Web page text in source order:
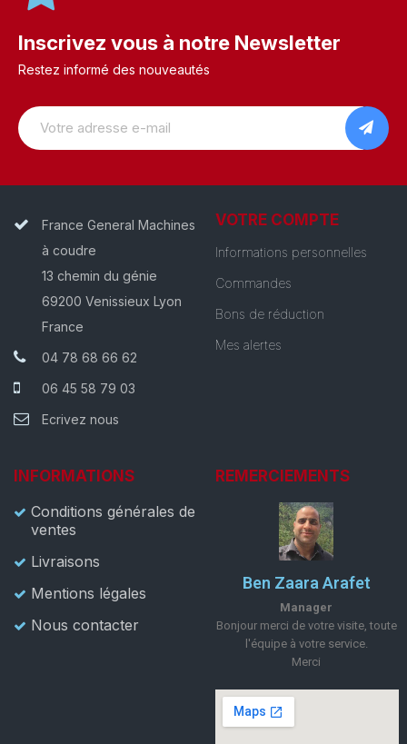
Inscrivez vous à notre Newsletter
Restez informé des nouveautés
France General Machines
à coudre
13 chemin du génie
69200 Venissieux Lyon
France
04 78 68 66 62
06 45 58 79 03
Ecrivez nous
VOTRE COMPTE
Informations personnelles
Commandes
Bons de réduction
Mes alertes
INFORMATIONS
Conditions générales de
ventes
Livraisons
Mentions légales
Nous contacter
REMERCIEMENTS
Ben Zaara Arafet
Manager
Bonjour merci de votre visite, toute
l'équipe à votre service.
Merci